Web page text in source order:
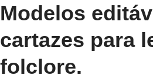
Modelos
cartazes para
folclore.